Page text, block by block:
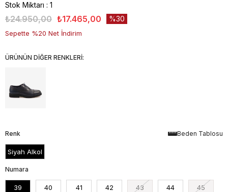
Stok Miktarı : 1
₺24.950,00 ₺17.465,00 30
Sepette %20 Net İndirim
ÜRÜNÜN DİĞER RENKLERİ:
Beden Tablosu
Renk
Siyah Alkol
Numara
39 40 41 42 43 44
45